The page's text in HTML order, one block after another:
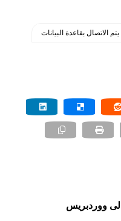
الاتصال بقاعدة البيانات
ووردبريس